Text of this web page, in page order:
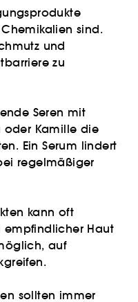
sind.
und
zu
Seren mit
oder Kamille die
Ein Serum lindert
regelmäßiger
kann oft
empfindlicher Haut
auf
sollten immer